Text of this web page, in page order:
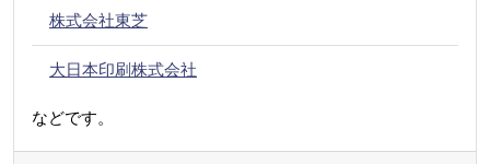
株式会社東芝
大日本印刷株式会社
などです。